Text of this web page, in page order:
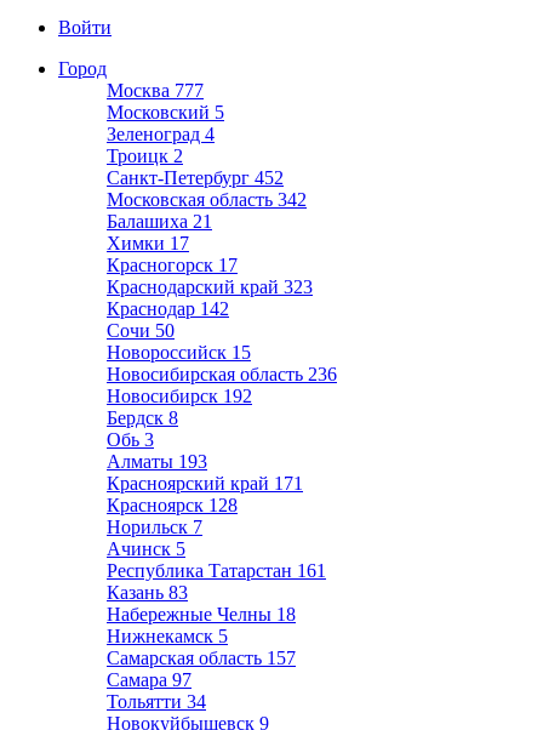
Войти
Город
Москва 777
Московский 5
Зеленоград 4
Троицк 2
Санкт-Петербург 452
Московская область 342
Балашиха 21
Химки 17
Красногорск 17
Краснодарский край 323
Краснодар 142
Сочи 50
Новороссийск 15
Новосибирская область 236
Новосибирск 192
Бердск 8
Обь 3
Алматы 193
Красноярский край 171
Красноярск 128
Норильск 7
Ачинск 5
Республика Татарстан 161
Казань 83
Набережные Челны 18
Нижнекамск 5
Самарская область 157
Самара 97
Тольятти 34
Новокуйбышевск 9